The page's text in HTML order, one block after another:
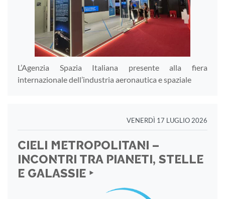
L’Agenzia Spazia Italiana presente alla fiera
internazionale dell’industria aeronautica e spaziale
VENERDÌ 17 LUGLIO 2026
CIELI METROPOLITANI –
INCONTRI TRA PIANETI, STELLE
E GALASSIE ‣